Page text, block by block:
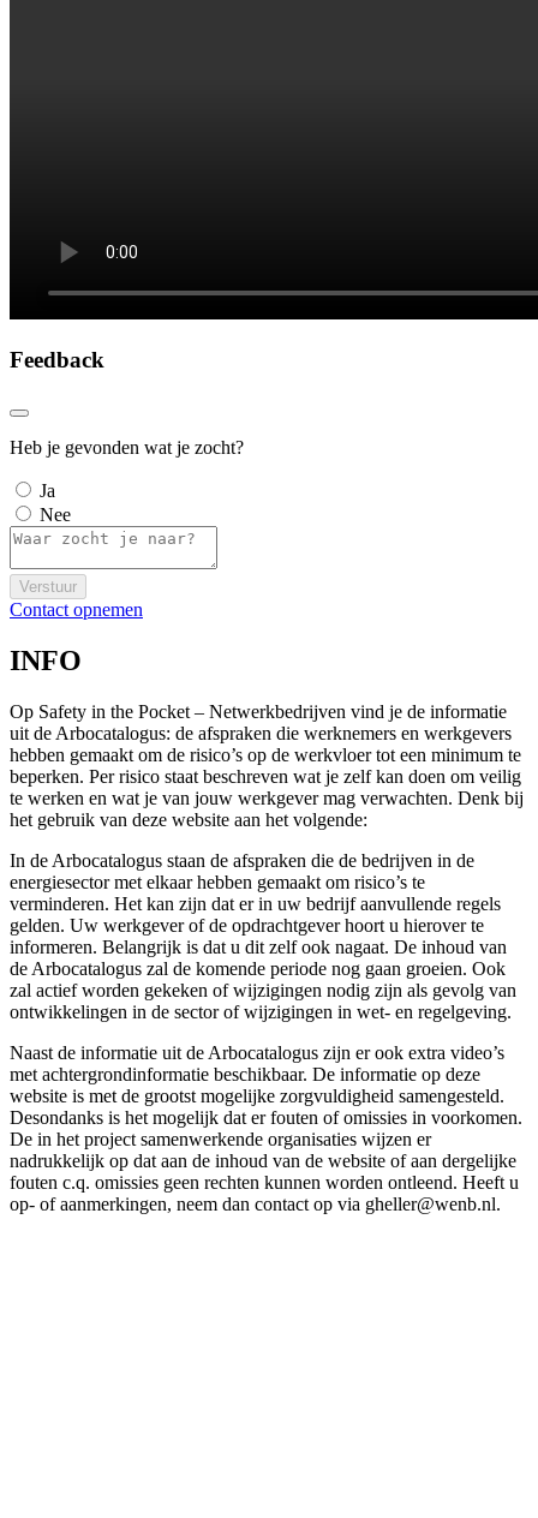
Feedback
Heb je gevonden wat je zocht?
Ja
Nee
Verstuur
Contact opnemen
INFO
Op Safety in the Pocket – Netwerkbedrijven vind je de informatie
uit de Arbocatalogus: de afspraken die werknemers en werkgevers
hebben gemaakt om de risico’s op de werkvloer tot een minimum te
beperken. Per risico staat beschreven wat je zelf kan doen om veilig
te werken en wat je van jouw werkgever mag verwachten. Denk bij
het gebruik van deze website aan het volgende:
In de Arbocatalogus staan de afspraken die de bedrijven in de
energiesector met elkaar hebben gemaakt om risico’s te
verminderen. Het kan zijn dat er in uw bedrijf aanvullende regels
gelden. Uw werkgever of de opdrachtgever hoort u hierover te
informeren. Belangrijk is dat u dit zelf ook nagaat. De inhoud van
de Arbocatalogus zal de komende periode nog gaan groeien. Ook
zal actief worden gekeken of wijzigingen nodig zijn als gevolg van
ontwikkelingen in de sector of wijzigingen in wet- en regelgeving.
Naast de informatie uit de Arbocatalogus zijn er ook extra video’s
met achtergrondinformatie beschikbaar. De informatie op deze
website is met de grootst mogelijke zorgvuldigheid samengesteld.
Desondanks is het mogelijk dat er fouten of omissies in voorkomen.
De in het project samenwerkende organisaties wijzen er
nadrukkelijk op dat aan de inhoud van de website of aan dergelijke
fouten c.q. omissies geen rechten kunnen worden ontleend. Heeft u
op- of aanmerkingen, neem dan contact op via gheller@wenb.nl.